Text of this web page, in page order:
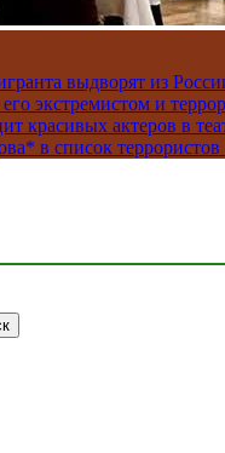
выдворят из
экстремистом и
красивых актеров в
в список террористов